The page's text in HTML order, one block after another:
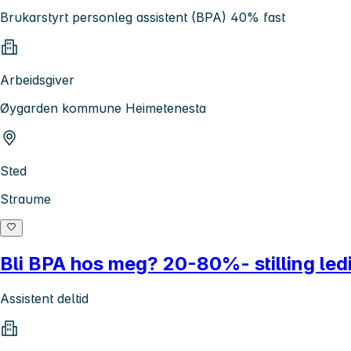
Brukarstyrt personleg assistent (BPA) 40% fast
Arbeidsgiver
Øygarden kommune Heimetenesta
Sted
Straume
Bli BPA hos meg? 20-80%- stilling
Assistent deltid